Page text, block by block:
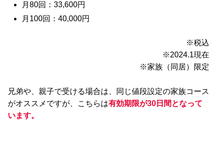
月80回：33,600円
月100回：40,000円
※税込
※2024.1現在
※家族（同居）限定
兄弟や、親子で受ける場合は、同じ値段設定の家族コース
がオススメですが、こちらは有効期限が30日間となって
います。